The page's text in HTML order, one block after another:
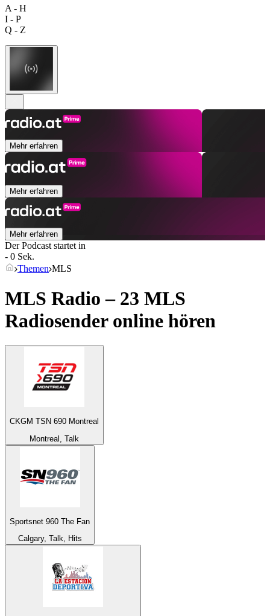
A - H
I - P
Q - Z
Mehr erfahren
Mehr erfahren
Mehr erfahren
Der Podcast startet in
- 0 Sek.
Themen MLS
MLS Radio – 23 MLS
Radiosender online hören
CKGM TSN 690 Montreal
Montreal, Talk
Sportsnet 960 The Fan
Calgary, Talk, Hits